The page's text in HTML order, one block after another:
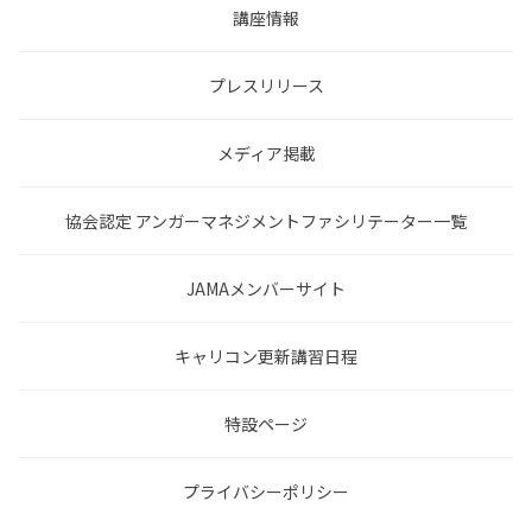
講座情報
プレスリリース
メディア掲載
協会認定 アンガーマネジメントファシリテーター一覧
JAMAメンバーサイト
キャリコン更新講習日程
特設ページ
プライバシーポリシー